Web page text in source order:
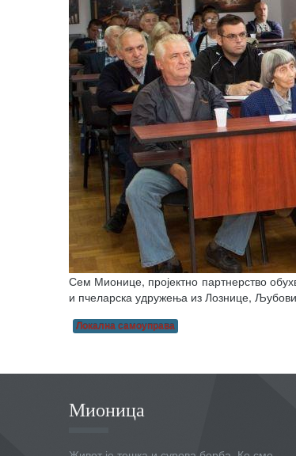
Сем Мионице, пројектно партнерство
и пчеларска удружења из Лознице,
Локална самоуправа
Мионица